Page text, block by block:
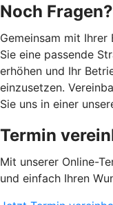
Noch Fragen?
Gemeinsam mit
Sie eine passende
erhöhen und Ihr
einzusetzen.
Sie uns in einer
Termin
Mit unserer Online-
und einfach Ihren